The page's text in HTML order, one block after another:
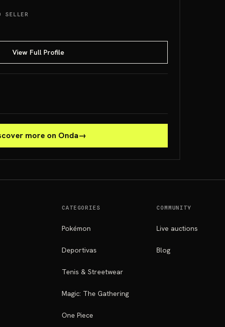
SELLER
View Full Profile
more on Onda→
CATEGORIES
Pokémon
Deportivas
Tenis & Streetwear
Magic: The Gathering
One Piece
COMMUNITY
Live auctions
Blog